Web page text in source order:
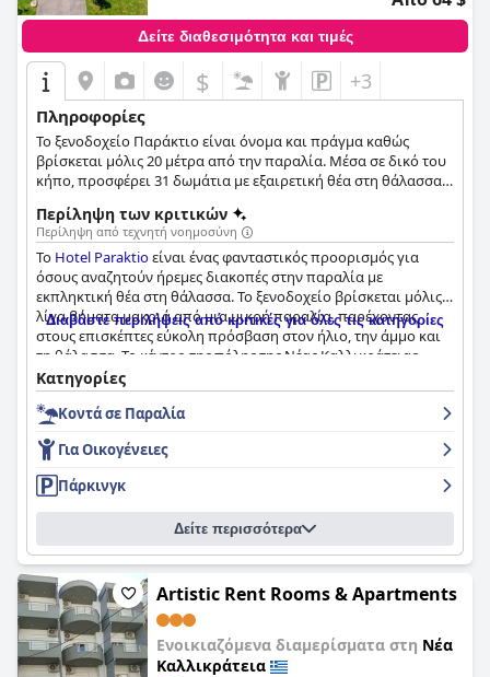
Δείτε διαθεσιμότητα και τιμές
$ +3
Πληροφορίες
Το ξενοδοχείο Παράκτιο είναι όνομα και πράγμα καθώς
βρίσκεται μόλις 20 μέτρα από την παραλία. Μέσα σε δικό του
κήπο, προσφέρει 31 δωμάτια με εξαιρετική θέα στη θάλασσα
Περίληψη των κριτικών
Περίληψη από τεχνητή νοημοσύνη
Το Hotel Paraktioείναι ένας φανταστικός προορισμός για
όσους αναζητούν ήρεμες διακοπές στην παραλία με
εκπληκτική θέα στη θάλασσα. Το ξενοδοχείο βρίσκεται μόλις
λίγα βήματα μακριά από μια μικρή παραλία, παρέχοντας
στους επισκέπτες εύκολη πρόσβαση στον ήλιο, την άμμο και
τη θάλασσα. Το κέντρο της πόλης της Νέας Καλλικράτειας
βρίσκεται σε μικρή απόσταση με τα πόδια, προσφέροντας
στους επισκέπτες πρόσβαση σε μπαρ, εστιατόρια και
καταστήματα. Το πρωινό στο
ιδιαίτερα από τους επισκέπτες, με πολλούς να το
περιγράφουν ως εκπληκτικό και εξαιρετικό. Τα δωμάτια είναι
υπέροχα, καθαρά και άνετα, ενώ ορισμένα προσφέρουν
ευρύχωρα μπαλκόνια και εκπληκτική θέα στη θάλασσα. Το
ξενοδοχείο είναι πεντακάθαρο και το προσωπικό είναι
εξαιρετικά φιλικό και εξυπηρετικό. Το ξενοδοχείο είναι
οικογενειακό, γεγονός που το καθιστά ιδανικό περιβάλλον
για οικογένειες με μικρά παιδιά. Ενώ ορισμένοι επισκέπτες
παραπονέθηκαν για τη δυνατή μουσική από ένα κοντινό
κλαμπ, συνολικά οι επισκέπτες ένιωσαν σαν στο σπίτι τους
στοHotel Paraktio και το συνιστούν ανεπιφύλακτα.
Διαβάστε περιλήψεις από κριτικές για όλες τις κατηγορίες
Κατηγορίες
Κοντά σε Παραλία
Για Οικογένειες
Πάρκινγκ
Δείτε περισσότερα
Artistic Rent Rooms & Apartments
Ενοικιαζόμενα διαμερίσματα στη Νέα
Καλλικράτεια